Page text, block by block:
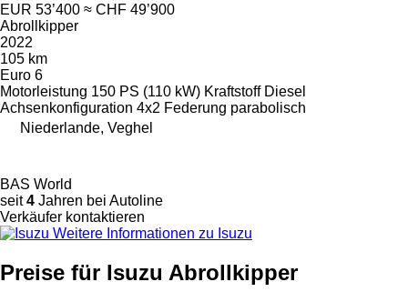
EUR 53’400 ≈ CHF 49’900
Abrollkipper
2022
105 km
Euro 6
Motorleistung 150 PS (110 kW) Kraftstoff Diesel
Achsenkonfiguration 4x2 Federung parabolisch
Niederlande, Veghel
BAS World
seit4 Jahren bei Autoline
Verkäufer kontaktieren
Weitere Informationen zu Isuzu
Preise für Isuzu Abrollkipper